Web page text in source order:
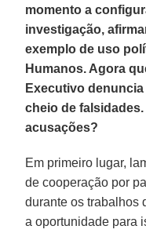
momento a
investigação,
exemplo de uso
Humanos. Agora
Executivo
cheio de
acusações?
Em primeiro lugar,
de cooperação por
durante os trabalhos
a oportunidade para